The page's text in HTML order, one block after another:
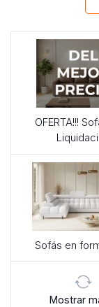
OFERTA!!!
Sofás en
Mostrar